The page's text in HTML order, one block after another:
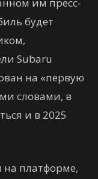
будет
Subaru
на «первую
словами, в
и в 2025
на платформе,